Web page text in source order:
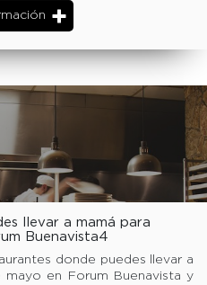
llevar a mamá para
Buenavista4
llevar a mamá para
Buenavista
donde puedes llevar a
mayo en Forum Buenavista y